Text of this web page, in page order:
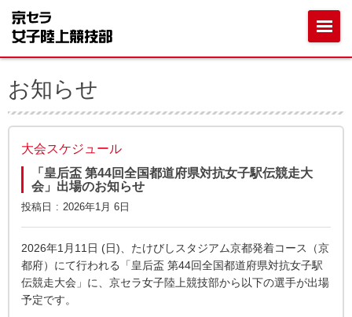
お知らせ
大会スケジュール
「皇后盃 第44回全国都道府県対抗女子駅伝競走大
会」出場のお知らせ
投稿日 2026年1月 6日
2026年1月11日 (日)、たけびしスタジアム京都発着コース（京
都府）にて行われる「皇后盃 第44回全国都道府県対抗女子駅
伝競走大会」に、京セラ女子陸上競技部から以下の選手が出場
予定です。